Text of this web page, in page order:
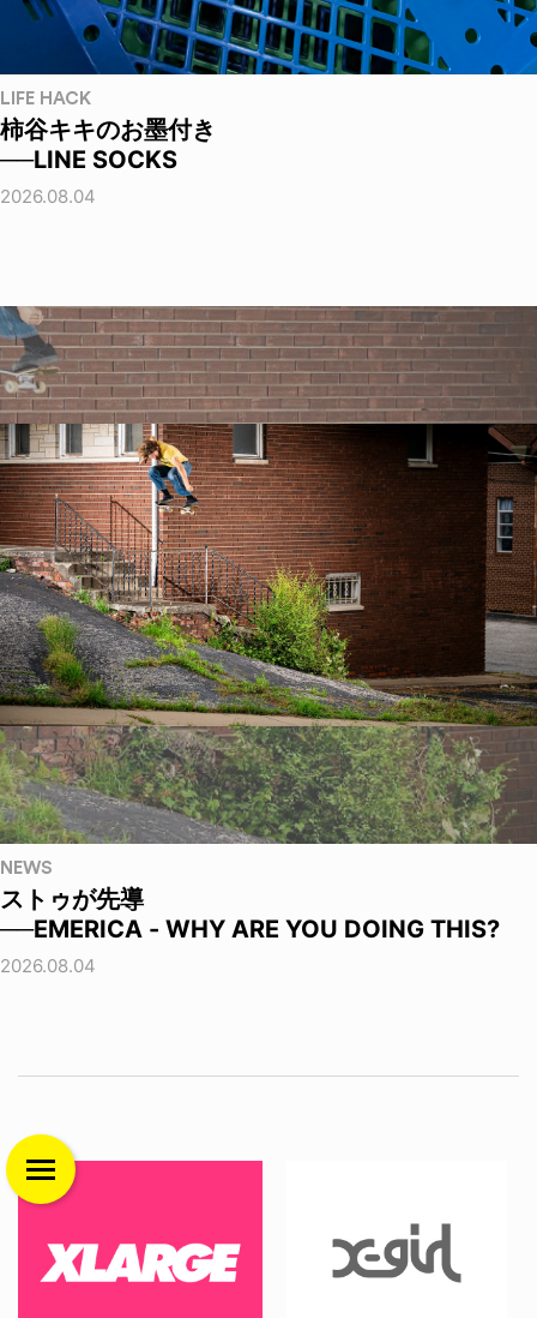
LIFE HACK
柿谷キキのお墨付き
──LINE SOCKS
2026.08.04
NEWS
ストゥが先導
──EMERICA - WHY ARE YOU DOING THIS?
2026.08.04